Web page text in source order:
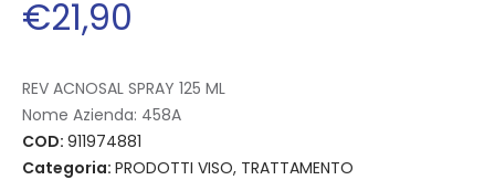
€21,90
REV ACNOSAL SPRAY 125 ML
Nome Azienda: 458A
COD: 911974881
Categoria: PRODOTTI VISO, TRATTAMENTO